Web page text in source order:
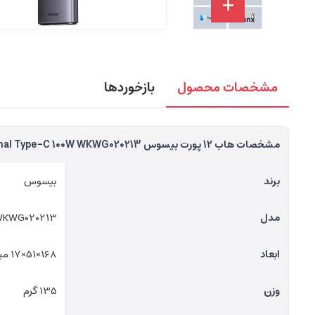
مشخصات محصول بازخوردها
مشخصات هاب 12 پورت بیسوس Baseus Metal Gleam Multifunctional Type-C 100W WKWG020213
برند بیسوس
مدل
ابعاد 168×51×17 میلی‌متر
وزن 135 گرم